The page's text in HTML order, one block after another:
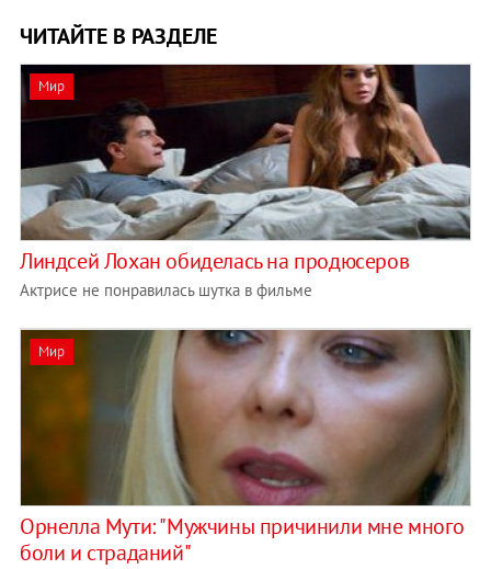
ЧИТАЙТЕ В РАЗДЕЛЕ
Мир
Линдсей Лохан обиделась на продюсеров
Актрисе не понравилась шутка в фильме
Мир
Орнелла Мути: "Мужчины причинили мне много
боли и страданий"